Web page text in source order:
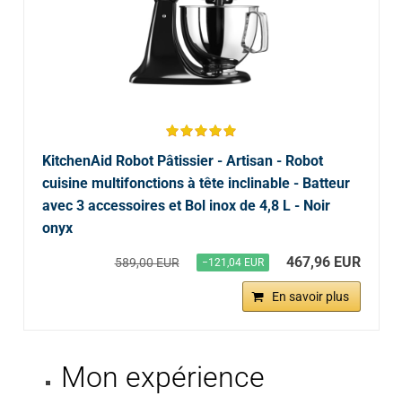
KitchenAid Robot Pâtissier - Artisan - Robot
cuisine multifonctions à tête inclinable - Batteur
avec 3 accessoires et Bol inox de 4,8 L - Noir
onyx
589,00 EUR −121,04 EUR 467,96 EUR
En savoir plus
Mon expérience